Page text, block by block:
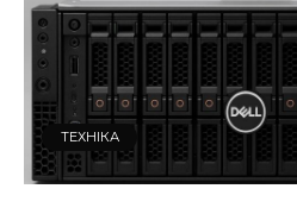
ТЕХНІКА